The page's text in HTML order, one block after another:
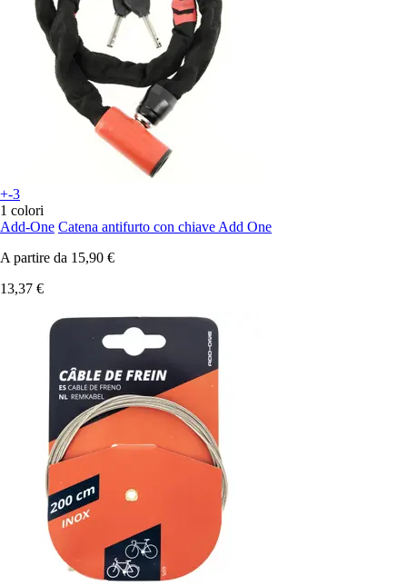
+-3
1 colori
Add-One Catena antifurto con chiave Add One
A partire da 15,90 €
13,37 €